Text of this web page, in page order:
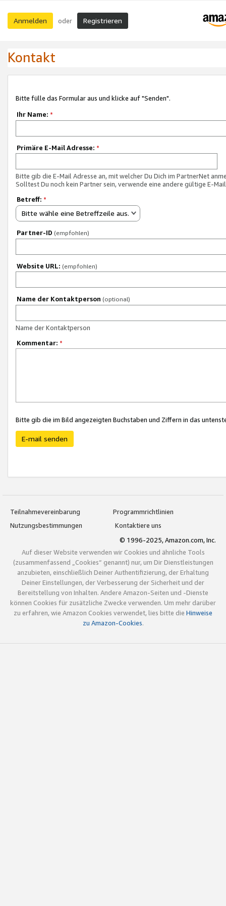
Anmelden oder Registrieren
Kontakt
Bitte fülle das Formular aus und klicke auf "Senden".
Ihr Name: *
Primäre E-Mail Adresse: *
Bitte gib die E-Mail Adresse an, mit welcher Du Dich im PartnerNet
Solltest Du noch kein Partner sein, verwende eine andere gültige E-
Betreff: *
Bitte wähle eine Betreffzeile aus.
Partner-ID (empfohlen)
Website URL: (empfohlen)
Name der Kontaktperson (optional)
Name der Kontaktperson
Kommentar: *
Bitte gib die im Bild angezeigten Buchstaben und Ziffern in das
E-mail senden
Teilnahmevereinbarung
Programmrichtlinien
Nutzungsbestimmungen
Kontaktiere uns
© 1996-2025, Amazon.com, Inc.
Auf dieser Website verwenden wir Cookies und ähnliche Tools
(zusammenfassend „Cookies“ genannt) nur, um Dir Dienstleistungen
anzubieten, einschließlich Deiner Authentifizierung, der Erhaltung
Deiner Einstellungen, der Verbesserung der Sicherheit und der
Bereitstellung von Inhalten. Andere Amazon-Seiten und -Dienste
können Cookies für zusätzliche Zwecke verwenden. Um mehr darüber
zu erfahren, wie Amazon Cookies verwendet, lies bitte die Hinweise
zu Amazon-Cookies.